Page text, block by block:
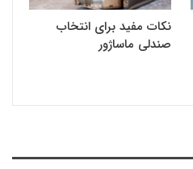
نکات مفید برای انتخاب
صندلی ماساژور